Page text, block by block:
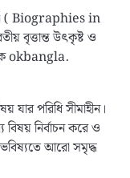
( Biographies in
বৃত্তান্ত উৎকৃষ্ট ও
okbangla.
যার পরিধি সীমাহীন।
নির্বাচন করে ও
আরো সমৃদ্ধ